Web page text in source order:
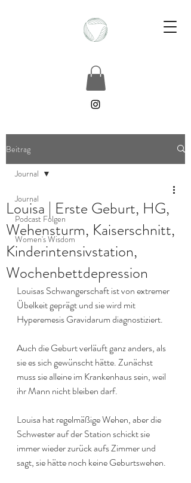
Beitrag
Journal
Podcast Folgen
Women's Wisdom
Journal
Louisa | Erste Geburt, HG,
Wehensturm, Kaiserschnitt,
Kinderintensivstation,
Wochenbettdepression
Louisas Schwangerschaft ist von extremer
Übelkeit geprägt und sie wird mit
Hyperemesis Gravidarum diagnostiziert.
Auch die Geburt verläuft ganz anders, als
sie es sich gewünscht hätte. Zunächst
muss sie alleine im Krankenhaus sein, weil
ihr Mann nicht bleiben darf.
Louisa hat regelmäßige Wehen, aber die
Schwester auf der Station schickt sie
immer wieder zurück aufs Zimmer und
sagt, sie hätte noch keine Geburtswehen.